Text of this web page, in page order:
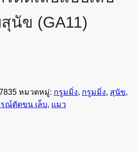
นัข (GA11)
หมวดหมู่: กรูมมิ่ง, กรูมมิ่ง, สุนัข,
ณ์ตัดขน เล็บ, แมว